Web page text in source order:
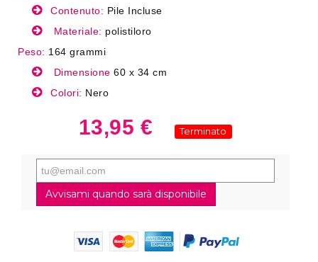
Contenuto: Pile Incluse
Materiale: polistiloro
Peso: 164 grammi
Dimensione 60 x 34 cm
Colori: Nero
13,95 € Terminato
Avvisami quando sarà disponibile